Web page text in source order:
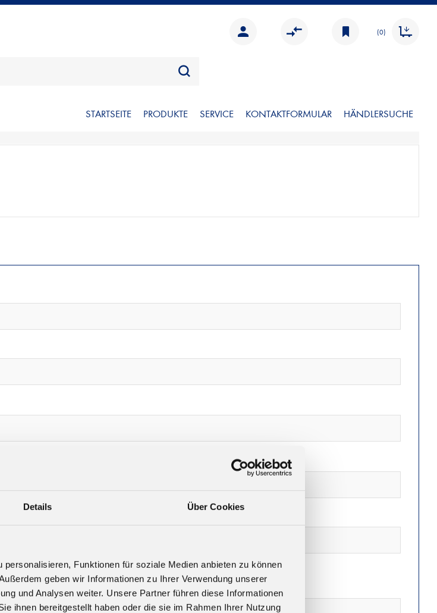
Details Über Cookies
Funktionen für soziale Medien anbieten zu können
geben wir Informationen zu Ihrer Verwendung unserer
und Analysen weiter. Unsere Partner führen diese Informationen
ihnen bereitgestellt haben oder die sie im Rahmen Ihrer Nutzung
(0)
STARTSEITE PRODUKTE SERVICE KONTAKTFORMULAR HÄNDLERSUCHE